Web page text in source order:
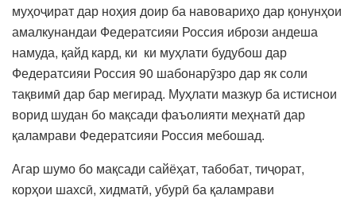
муҳоҷират дар ноҳия доир ба навовариҳо дар қонунҳои
амалкунандаи Федератсияи Россия ибрози андеша
намуда, қайд кард, ки ки муҳлати будубош дар
Федератсияи Россия 90 шабонарӯзро дар як соли
тақвимӣ дар бар мегирад. Муҳлати мазкур ба истиснои
ворид шудан бо мақсади фаъолияти меҳнатӣ дар
қаламрави Федератсияи Россия мебошад.
Агар шумо бо мақсади сайёҳат, табобат, тиҷорат,
корҳои шахсӣ, хидматӣ, убурӣ ба қаламрави